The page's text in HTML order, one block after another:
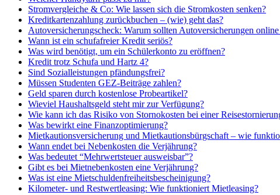
Stromvergleiche & Co: Wie lassen sich die Stromkosten senken?
Kreditkartenzahlung zurückbuchen – (wie) geht das?
Autoversicherungscheck: Warum sollten Autoversicherungen
Wann ist ein schufafreier Kredit seriös?
Was wird benötigt, um ein Schülerkonto zu eröffnen?
Kredit trotz Schufa und Hartz 4?
Sind Sozialleistungen pfändungsfrei?
Müssen Studenten GEZ-Beiträge zahlen?
Geld sparen durch kostenlose Probeartikel?
Wieviel Haushaltsgeld steht mir zur Verfügung?
Wie kann ich das Risiko von Stornokosten bei einer
Was bewirkt eine Finanzoptimierung?
Mietkautionsversicherung und Mietkautionsbürgschaft – wie
Wann endet bei Nebenkosten die Verjährung?
Was bedeutet “Mehrwertsteuer ausweisbar”?
Gibt es bei Mietnebenkosten eine Verjährung?
Was ist eine Mietschuldenfreiheitsbescheinigung?
Kilometer- und Restwertleasing: Wie funktioniert Mietleasing?